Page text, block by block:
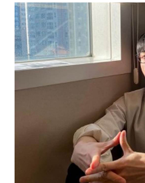
起
找
到
專
屬
生